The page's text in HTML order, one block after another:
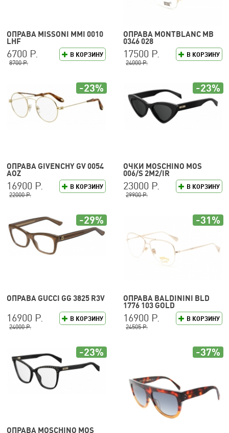
ОПРАВА MISSONI MMI 0010
LHF
В КОРЗИНУ
6700 Р.
8700 Р.
ОПРАВА MONTBLANC MB
0346 028
В КОРЗИНУ
17500 Р.
24000 Р.
ОПРАВА GIVENCHY GV 0054
AOZ
В КОРЗИНУ
16900 Р.
22000 Р.
-23%
ОЧКИ MOSCHINO MOS
006/S 2M2/IR
В КОРЗИНУ
23000 Р.
29900 Р.
-23%
ОПРАВА GUCCI GG 3825 R3V
В КОРЗИНУ
16900 Р.
24000 Р.
-29%
ОПРАВА BALDININI BLD
1776 103 GOLD
В КОРЗИНУ
16900 Р.
24505 Р.
-31%
ОПРАВА MOSCHINO MOS
-23% -37%